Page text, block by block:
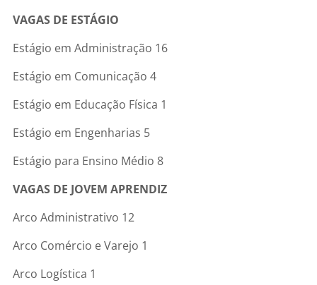
VAGAS DE ESTÁGIO
Estágio em Administração 16
Estágio em Comunicação 4
Estágio em Educação Física 1
Estágio em Engenharias 5
Estágio para Ensino Médio 8
VAGAS DE JOVEM APRENDIZ
Arco Administrativo 12
Arco Comércio e Varejo 1
Arco Logística 1